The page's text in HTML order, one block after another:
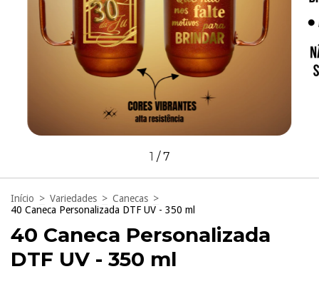
1 /7
Início > Variedades > Canecas >
40 Caneca Personalizada DTF UV - 350 ml
40 Caneca Personalizada
DTF UV - 350 ml